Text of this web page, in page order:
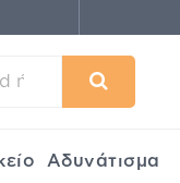
Αδυνάτισμα